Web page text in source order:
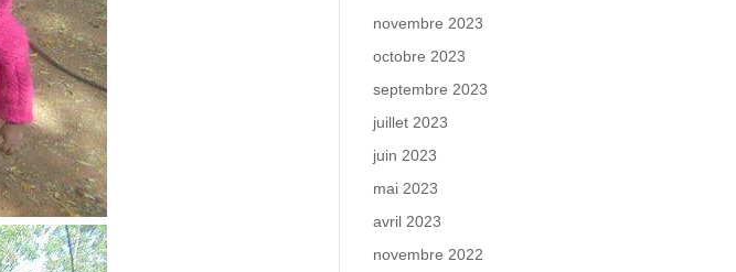
novembre 2023
octobre 2023
septembre 2023
juillet 2023
juin 2023
mai 2023
avril 2023
novembre 2022